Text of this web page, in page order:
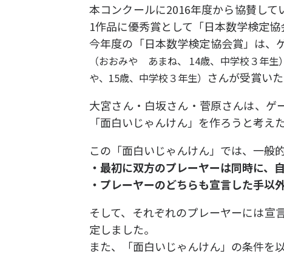
本コンクールに2016年度から協賛し
1作品に優秀賞として「日本数学検定協
今年度の「日本数学検定協会賞」は、
（おおみや あまね、 14歳、中学校３年生）
や、15歳、中学校３年生） さんが受賞い
大宮さん・白坂さん・菅原さんは、ゲ
「面白いじゃんけん」を作ろうと考え
この「面白いじゃんけん」では、一般
・最初に双方のプレーヤーは同時に、
・プレーヤーのどちらも宣言した手以
そして、それぞれのプレーヤーには
定しました。
また、「面白いじゃんけん」の条件を